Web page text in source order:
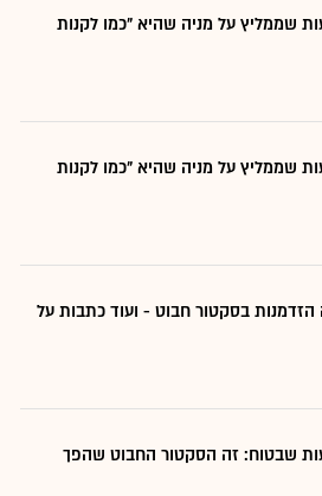
שממליץ על מניה שהיא "כמו לקנות
שממליץ על מניה שהיא "כמו לקנות
הזדמנות בסקטור חבוט - ועוד כתבות על
שבטוח: זה הסקטור החבוט שהפך